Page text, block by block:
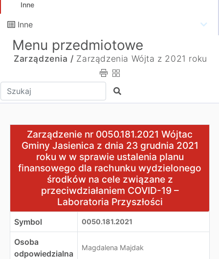
Inne
Inne
Menu przedmiotowe
Zarządzenia / Zarządzenia Wójta z 2021 roku
Wpisz tekst do wyszukania Szukaj
Zarządzenie nr 0050.181.2021 Wójtac Gminy
Zarządzenie nr 0050.181.2021 Wójtac
Gminy Jasienica z dnia 23 grudnia 2021
roku w w sprawie ustalenia planu
finansowego dla rachunku wydzielonego
środków na cele związane z
przeciwdziałaniem COVID-19 –
Laboratoria Przyszłości
Symbol 0050.181.2021
Osoba
odpowiedzialna
Magdalena Majdak